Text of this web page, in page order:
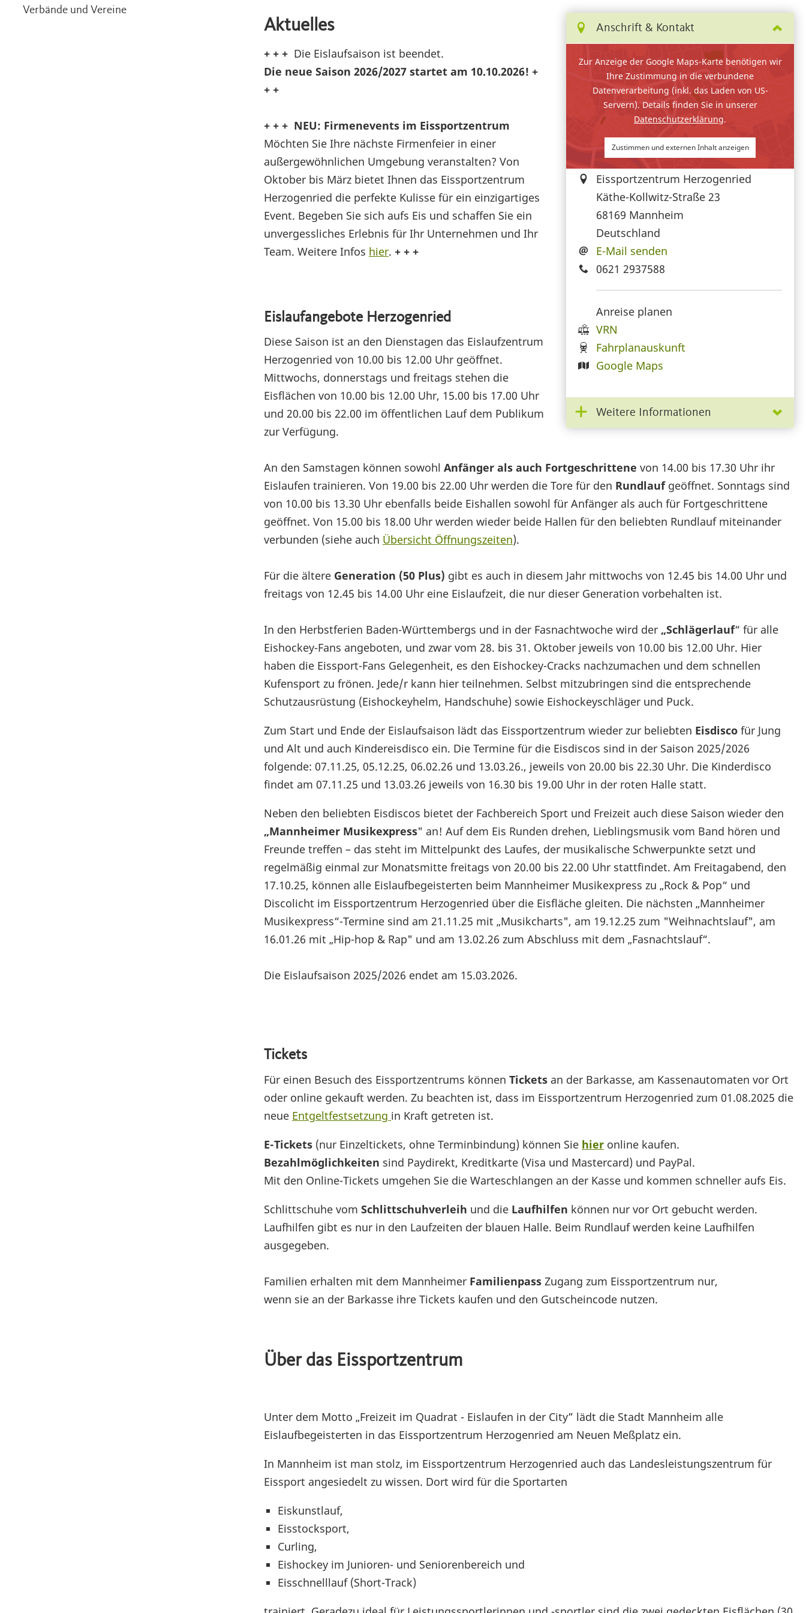
Verbände und Vereine
Anschrift & Kontakt
Zur Anzeige der Google Maps-Karte benötigen wir
Ihre Zustimmung in die verbundene
Datenverarbeitung (inkl. das Laden von US-
Servern). Details finden Sie in unserer
Datenschutzerklärung.
Zustimmen und externen Inhalt anzeigen
Eissportzentrum Herzogenried
Käthe-Kollwitz-Straße 23
68169 Mannheim
Deutschland
E-Mail senden
0621 2937588
Anreise planen
VRN
Fahrplanauskunft
Google Maps
Weitere Informationen
Aktuelles
+ + + Die Eislaufsaison ist beendet.
Die neue Saison 2026/2027 startet am 10.10.2026! +
+ +
+ + + NEU: Firmenevents im Eissportzentrum
Möchten Sie Ihre nächste Firmenfeier in einer
außergewöhnlichen Umgebung veranstalten? Von
Oktober bis März bietet Ihnen das Eissportzentrum
Herzogenried die perfekte Kulisse für ein einzigartiges
Event. Begeben Sie sich aufs Eis und schaffen Sie ein
unvergessliches Erlebnis für Ihr Unternehmen und Ihr
Team. Weitere Infos hier. + + +
Eislaufangebote Herzogenried
Diese Saison ist an den Dienstagen das Eislaufzentrum
Herzogenried von 10.00 bis 12.00 Uhr geöffnet.
Mittwochs, donnerstags und freitags stehen die
Eisflächen von 10.00 bis 12.00 Uhr, 15.00 bis 17.00 Uhr
und 20.00 bis 22.00 im öffentlichen Lauf dem Publikum
zur Verfügung.
An den Samstagen können sowohl Anfänger als auch Fortgeschrittene von 14.00 bis 17.30 Uhr ihr
Eislaufen trainieren. Von 19.00 bis 22.00 Uhr werden die Tore für den Rundlaufgeöffnet. Sonntags sind
von 10.00 bis 13.30 Uhr ebenfalls beide Eishallen sowohl für Anfänger als auch für Fortgeschrittene
geöffnet. Von 15.00 bis 18.00 Uhr werden wieder beide Hallen für den beliebten Rundlauf miteinander
verbunden (siehe auch Übersicht Öffnungszeiten).
Für die ältere Generation (50 Plus) gibt es auch in diesem Jahr mittwochs von 12.45 bis 14.00 Uhr und
freitags von 12.45 bis 14.00 Uhr eine Eislaufzeit, die nur dieser Generation vorbehalten ist.
In den Herbstferien Baden-Württembergs und in der Fasnachtwoche wird der „Schlägerlauf“ für alle
Eishockey-Fans angeboten, und zwar vom 28. bis 31. Oktober jeweils von 10.00 bis 12.00 Uhr. Hier
haben die Eissport-Fans Gelegenheit, es den Eishockey-Cracks nachzumachen und dem schnellen
Kufensport zu frönen. Jede/r kann hier teilnehmen. Selbst mitzubringen sind die entsprechende
Schutzausrüstung (Eishockeyhelm, Handschuhe) sowie Eishockeyschläger und Puck.
Zum Start und Ende der Eislaufsaison lädt das Eissportzentrum wieder zur beliebten Eisdisco für Jung
und Alt und auch Kindereisdisco ein. Die Termine für die Eisdiscos sind in der Saison 2025/2026
folgende: 07.11.25, 05.12.25, 06.02.26 und 13.03.26., jeweils von 20.00 bis 22.30 Uhr. Die Kinderdisco
findet am 07.11.25 und 13.03.26 jeweils von 16.30 bis 19.00 Uhr in der roten Halle statt.
Neben den beliebten Eisdiscos bietet der Fachbereich Sport und Freizeit auch diese Saison wieder den
„Mannheimer Musikexpress" an! Auf dem Eis Runden drehen, Lieblingsmusik vom Band hören und
Freunde treffen – das steht im Mittelpunkt des Laufes, der musikalische Schwerpunkte setzt und
regelmäßig einmal zur Monatsmitte freitags von 20.00 bis 22.00 Uhr stattfindet. Am Freitagabend, den
17.10.25, können alle Eislaufbegeisterten beim Mannheimer Musikexpress zu „Rock & Pop“ und
Discolicht im Eissportzentrum Herzogenried über die Eisfläche gleiten. Die nächsten „Mannheimer
Musikexpress“-Termine sind am 21.11.25 mit „Musikcharts", am 19.12.25 zum "Weihnachtslauf", am
16.01.26 mit „Hip-hop & Rap" und am 13.02.26 zum Abschluss mit dem „Fasnachtslauf“.
Die Eislaufsaison 2025/2026 endet am 15.03.2026.
Tickets
Für einen Besuch des Eissportzentrums können Tickets an der Barkasse, am Kassenautomaten vor Ort
oder online gekauft werden. Zu beachten ist, dass im Eissportzentrum Herzogenried zum 01.08.2025 die
neue Entgeltfestsetzung in Kraft getreten ist.
E-Tickets (nur Einzeltickets, ohne Terminbindung) können Sie hier online kaufen.
Bezahlmöglichkeiten sind Paydirekt, Kreditkarte (Visa und Mastercard) und PayPal.
Mit den Online-Tickets umgehen Sie die Warteschlangen an der Kasse und kommen schneller aufs Eis.
Schlittschuhe vom Schlittschuhverleih und die Laufhilfen können nur vor Ort gebucht werden.
Laufhilfen gibt es nur in den Laufzeiten der blauen Halle. Beim Rundlauf werden keine Laufhilfen
ausgegeben.
Familien erhalten mit dem Mannheimer Familienpass Zugang zum Eissportzentrum nur,
wenn sie an der Barkasse ihre Tickets kaufen und den Gutscheincode nutzen.
Über das Eissportzentrum
Unter dem Motto „Freizeit im Quadrat - Eislaufen in der City” lädt die Stadt Mannheim alle
Eislaufbegeisterten in das Eissportzentrum Herzogenried am Neuen Meßplatz ein.
In Mannheim ist man stolz, im Eissportzentrum Herzogenried auch das Landesleistungszentrum für
Eissport angesiedelt zu wissen. Dort wird für die Sportarten
Eiskunstlauf,
Eisstocksport,
Curling,
Eishockey im Junioren- und Seniorenbereich und
Eisschnelllauf (Short-Track)